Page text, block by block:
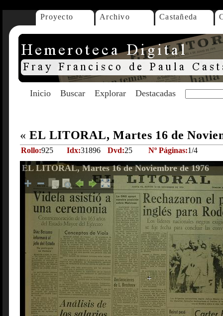
Proyecto Archivo Castañeda
Inicio Buscar Explorar Destacadas
« EL LITORAL, Martes 16 de
Rollo:925 Idx:31896 Dvd:25 Nº Páginas:1/4
EL LITORAL, Martes 16 de Noviembre de 1976